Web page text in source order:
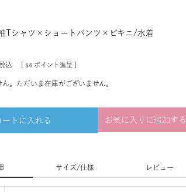
Tシャツ×ショートパンツ×ビキニ/水着
込 54 ポイント進呈 ]
。ただいま在庫がございません。
ートに入れる お気に入りに追加する
サイズ/仕様 レビュー